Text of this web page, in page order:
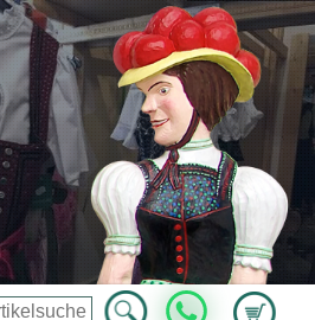
Zum
WhatsApp